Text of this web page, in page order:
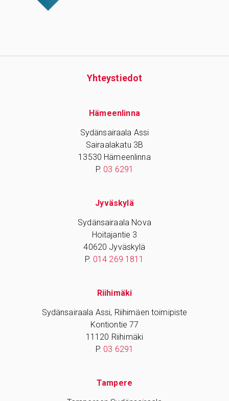
Yhteys­tiedot
Hämeenlinna
Sydänsairaala Assi
Sairaalakatu 3B
13530 Hämeenlinna
P. 03 6291
Jyväskylä
Sydänsairaala Nova
Hoitajantie 3
40620 Jyväskylä
P. 014 269 1811
Riihimäki
Sydänsairaala Assi, Riihimäen toimipiste
Kontiontie 77
11120 Riihimäki
P. 03 6291
Tampere